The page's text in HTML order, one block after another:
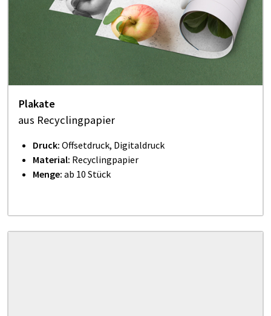
Plakate
aus Recyclingpapier
Druck: Offsetdruck, Digitaldruck
Material: Recyclingpapier
Menge: ab 10 Stück